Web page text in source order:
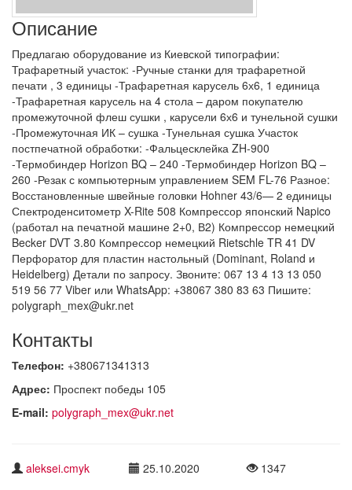
Описание
Предлагаю оборудование из Киевской типографии:
Трафаретный участок: -Ручные станки для трафаретной
печати , 3 единицы -Трафаретная карусель 6х6, 1 единица
-Трафаретная карусель на 4 стола – даром покупателю
промежуточной флеш сушки , карусели 6х6 и тунельной сушки
-Промежуточная ИК – сушка -Тунельная сушка Участок
постпечатной обработки: -Фальцесклейка ZH-900
-Термобиндер Horizon BQ – 240 -Термобиндер Horizon BQ –
260 -Резак с компьютерным управлением SEM FL-76 Разное:
Восстановленные швейные головки Hohner 43/6— 2 единицы
Спектроденситометр X-Rite 508 Компрессор японский Napico
(работал на печатной машине 2+0, В2) Компрессор немецкий
Becker DVT 3.80 Компрессор немецкий Rietschle TR 41 DV
Перфоратор для пластин настольный (Dominant, Roland и
Heidelberg) Детали по запросу. Звоните: 067 13 4 13 13 050
519 56 77 Viber или WhatsApp: +38067 380 83 63 Пишите:
polygraph_mex@ukr.net
Контакты
Телефон: +380671341313
Адрес: Проспект победы 105
E-mail: polygraph_mex@ukr.net
aleksei.cmyk 25.10.2020 1347